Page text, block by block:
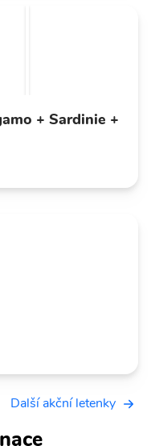
+ Sardinie +
Další akční letenky